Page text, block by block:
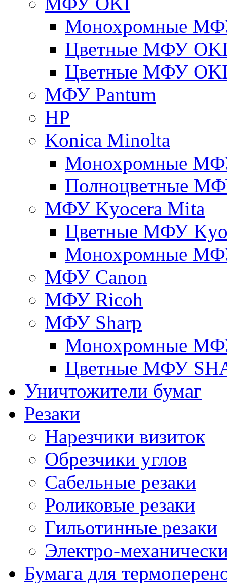
Монохромные
Цветные МФУ
Цветные МФУ
МФУ Pantum
HP
Konica Minolta
Монохромные
Полноцветные
МФУ Kyocera Mita
Цветные МФУ
Монохромные
МФУ Canon
МФУ Ricoh
МФУ Sharp
Монохромные
Цветные МФУ
Уничтожители бумаг
Резаки
Нарезчики визиток
Обрезчики углов
Сабельные резаки
Роликовые резаки
Гильотинные резаки
Электро-
Бумага для